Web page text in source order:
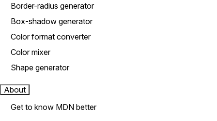
Border-radius generator
Box-shadow generator
Color format converter
Color mixer
Shape generator
About
Get to know MDN better